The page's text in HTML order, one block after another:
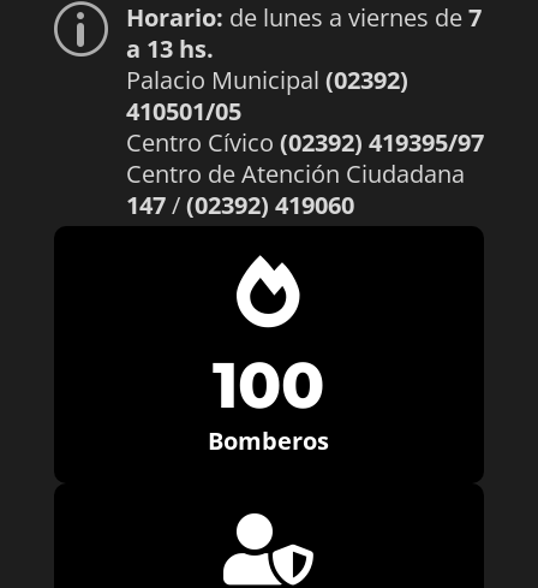
p Horario: de lunes a viernes de7
a 13 hs.
Palacio Municipal (02392)
410501/05
Centro Cívico (02392) 419395/97
Centro de Atención Ciudadana
147/(02392) 419060

100
Bomberos
